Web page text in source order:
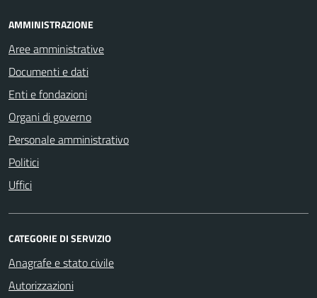
AMMINISTRAZIONE
Aree amministrative
Documenti e dati
Enti e fondazioni
Organi di governo
Personale amministrativo
Politici
Uffici
CATEGORIE DI SERVIZIO
Anagrafe e stato civile
Autorizzazioni